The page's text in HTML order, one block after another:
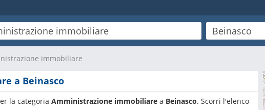
immobiliare
a Beinasco
la categoria Amministrazione immobiliare a Beinasco. Scorri l'elenco